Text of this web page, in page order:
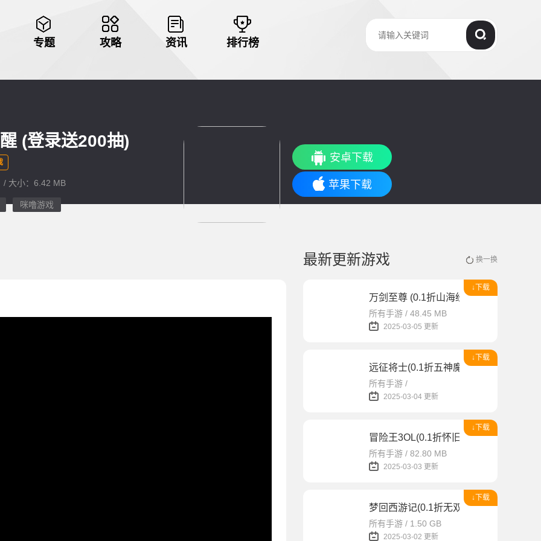
专题 攻略 资讯 排行榜
(登录送200抽)
/ 大小：6.42 MB
咪噜游戏
安卓下载
苹果下载
最新更新游戏 换一换
↓下载
万剑至尊 (0.1折山海经)
所有手游 / 48.45 MB
2025-03-05 更新
↓下载
远征将士(0.1折五神魔免费升级版)
所有手游 /
2025-03-04 更新
↓下载
冒险王3OL(0.1折怀旧服)
所有手游 / 82.80 MB
2025-03-03 更新
↓下载
梦回西游记(0.1折无双西游)
所有手游 / 1.50 GB
2025-03-02 更新